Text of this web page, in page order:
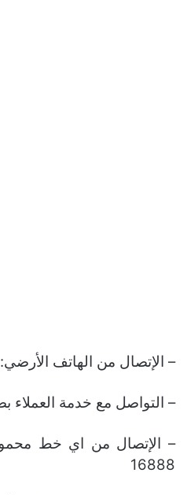
– الإتصال من الهاتف الأرضي: 0225292828
– التواصل مع خدمة العملاء
– الإتصال من اي خط
16888